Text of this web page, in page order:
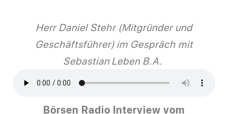
Herr Daniel Stehr (Mitgründer und
Geschäftsführer) im Gespräch mit
Sebastian Leben B.A.
Börsen Radio Interview vom